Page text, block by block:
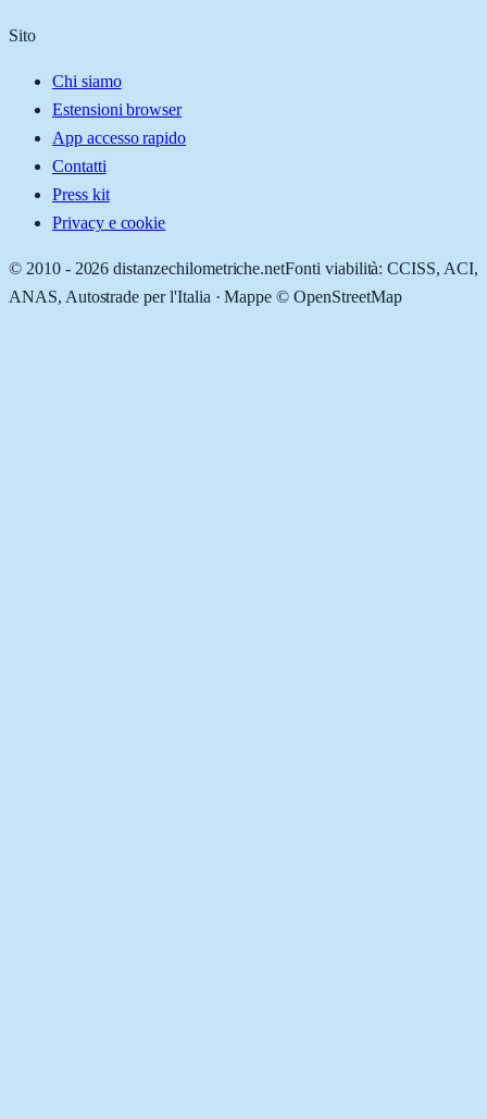
Sito
Chi siamo
Estensioni browser
App accesso rapido
Contatti
Press kit
Privacy e cookie
© 2010 - 2026 distanzechilometriche.netFonti viabilità: CCISS, ACI,
ANAS, Autostrade per l'Italia · Mappe © OpenStreetMap